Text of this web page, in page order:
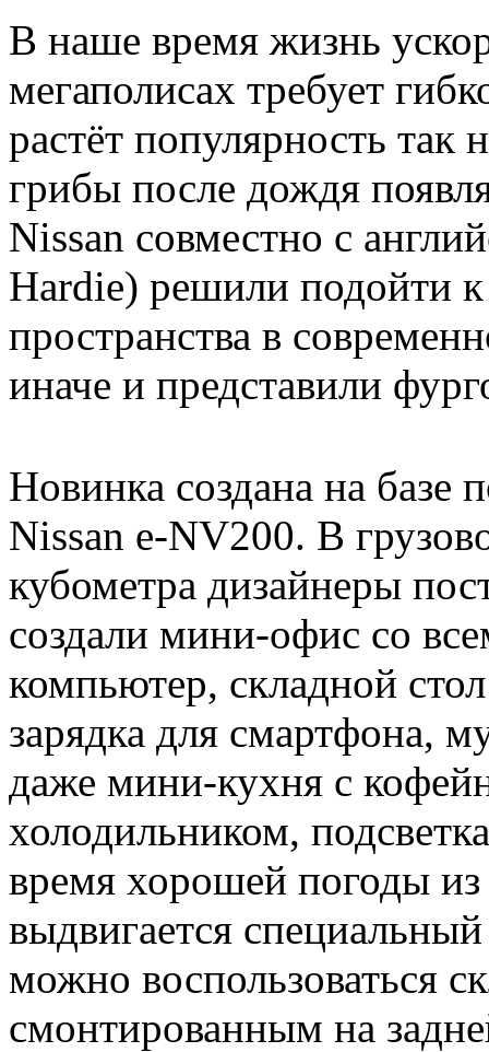
В наше время жизнь
мегаполисах требует
растёт популярность так
грибы после дождя
Nissan совместно с
Hardie) решили подойти к
пространства в
иначе и представили
Новинка создана на базе
Nissan e-NV200. В
кубометра дизайнеры
создали мини-офис со
компьютер, складной
зарядка для смартфона,
даже мини-кухня с
холодильником,
время хорошей погоды
выдвигается
можно воспользоваться
смонтированным на